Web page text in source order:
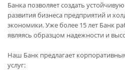
Банка позволяет создать
развития бизнеса предприятий и
экономики. Уже более 15 лет Банк
являясь образцом надежности и
Наш Банк предлагает
услуг: